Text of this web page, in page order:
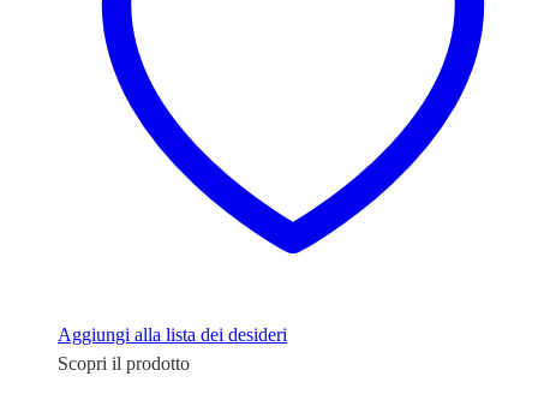
Aggiungi alla lista dei desideri
Scopri il prodotto